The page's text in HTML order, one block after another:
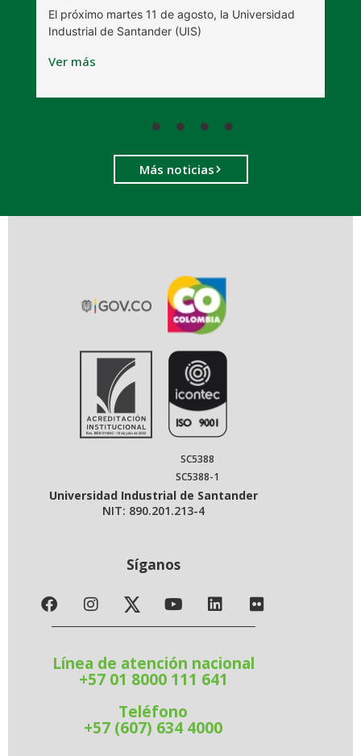
El próximo martes 11 de agosto, la Universidad
Industrial de Santander (UIS)
Ver más
Más noticias